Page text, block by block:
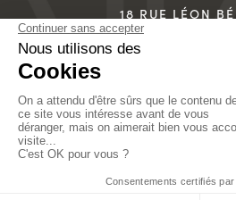
18 RUE LÉON
MENTIONS